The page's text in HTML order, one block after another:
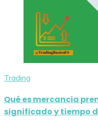
Trading
Qué es mercancia
significado y tiempo